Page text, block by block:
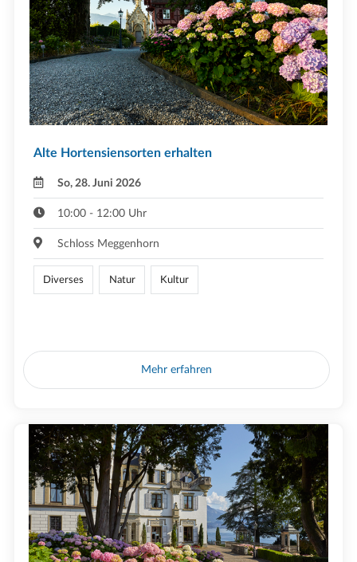
Alte Hortensiensorten erhalten
So, 28. Juni 2026
10:00 - 12:00 Uhr
Schloss Meggenhorn
Diverses Natur Kultur
Mehr erfahren